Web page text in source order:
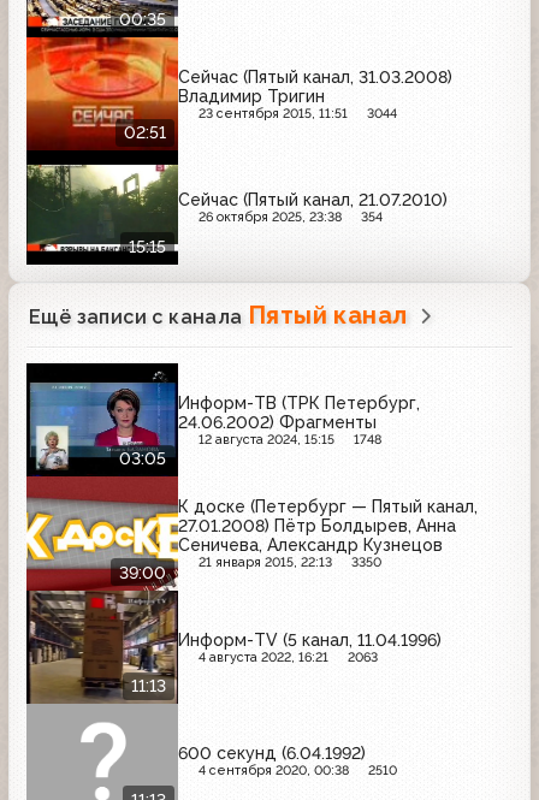
00:35
02:51
Сейчас (Пятый канал, 31.03.2008)
Владимир Тригин
23 сентября 2015, 11:51 3044
15:15
Сейчас (Пятый канал, 21.07.2010)
26 октября 2025, 23:38 354
Ещё записи с канала Пятый канал
03:05
Информ-ТВ (ТРК Петербург,
24.06.2002) Фрагменты
12 августа 2024, 15:15 1748
39:00
К доске (Петербург — Пятый канал,
27.01.2008) Пётр Болдырев, Анна
Сеничева, Александр Кузнецов
21 января 2015, 22:13 3350
11:13
Информ-TV (5 канал, 11.04.1996)
4 августа 2022, 16:21 2063
600 секунд (6.04.1992)
4 сентября 2020, 00:38 2510